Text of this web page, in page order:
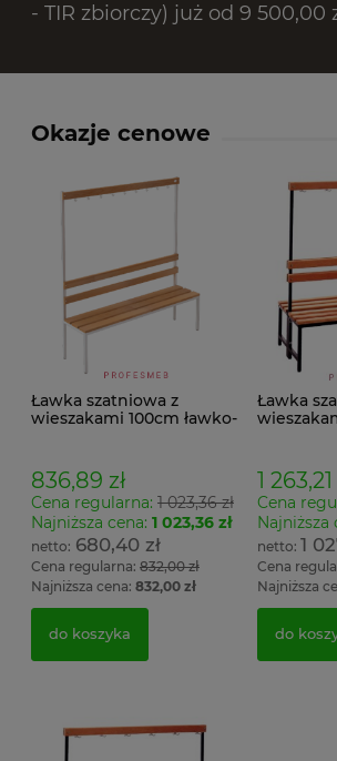
- TIR zbiorczy) już od 9 500,00
Okazje cenowe
Ławka szatniowa z
wieszakami 100cm ławko-
836,89 zł
Cena regularna: 1 023,36 zł
Najniższa cena: 1 023,36 zł
680,40 zł
Cena regularna: 832,00 zł
Najniższa cena: 832,00 zł
do koszyka
Ławka
1 263,21
Cena
Najniższa
1
Cena
Najniższa
do